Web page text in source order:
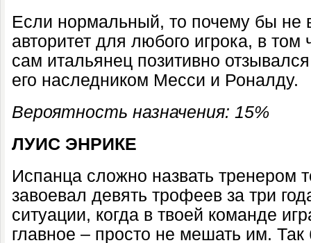
Если нормальный, то почему бы не
авторитет для любого игрока, в
сам итальянец позитивно
его наследником Месси и Роналду.
Вероятность назначения: 15%
ЛУИС ЭНРИКЕ
Испанца сложно назвать тренером
завоевал девять трофеев за три
ситуации, когда в твоей команде
главное – просто не мешать им.